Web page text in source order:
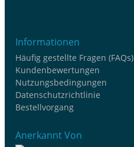
Informationen
Häufig gestellte Fragen (FAQs)
Kundenbewertungen
Nutzungsbedingungen
Datenschutzrichtlinie
Bestellvorgang
Anerkannt Von